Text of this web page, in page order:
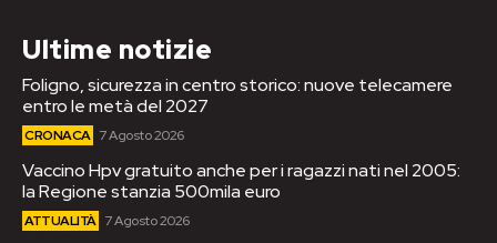
Ultime notizie
Foligno, sicurezza in centro storico: nuove telecamere
entro le metà del 2027
CRONACA 7 Agosto 2026
Vaccino Hpv gratuito anche per i ragazzi nati nel 2005:
la Regione stanzia 500mila euro
ATTUALITÀ 7 Agosto 2026